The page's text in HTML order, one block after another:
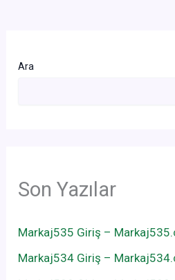
Ara
Son Yazılar
Markaj535 Giriş –
Markaj534 Giriş –